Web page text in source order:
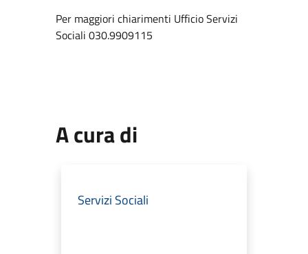
Per maggiori chiarimenti Ufficio Servizi
Sociali 030.9909115
A cura di
Servizi Sociali